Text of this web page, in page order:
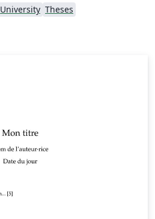
University Theses